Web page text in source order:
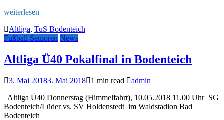
weiterlesen
Altliga, TuS Bodenteich
Fußball Senioren News
Altliga Ü40 Pokalfinal in Bodenteich
3. Mai 20183. Mai 2018 1 min read
admin
Altliga Ü40 Donnerstag (Himmelfahrt), 10.05.2018 11.00 Uhr SG
Bodenteich/Lüder vs. SV Holdenstedt im Waldstadion Bad
Bodenteich